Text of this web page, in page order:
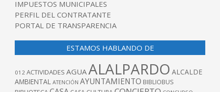
IMPUESTOS MUNICIPALES
PERFIL DEL CONTRATANTE
PORTAL DE TRANSPARENCIA
ESTAMOS HABLANDO DE
012 ACTIVIDADES AGUA ALALPARDO ALCALDE
AMBIENTAL ATENCIÓN AYUNTAMIENTO BIBLIOBUS